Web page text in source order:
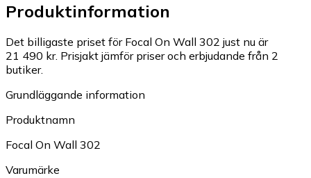
Produktinformation
Det billigaste priset för Focal On Wall 302 just nu är
21 490 kr. Prisjakt jämför priser och erbjudande från 2
butiker.
Grundläggande information
Produktnamn
Focal On Wall 302
Varumärke